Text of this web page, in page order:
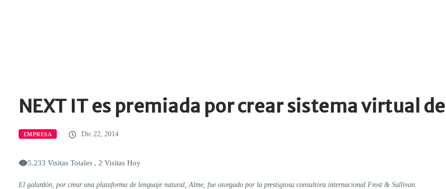
NEXT IT es premiada por crear sistema virtual
EMPRESA Dic 22, 2014
5.233 Visitas Totales , 2 Visitas Hoy
El galardón, por crear una plataforma de lenguaje natural, Alme, fue otorgado por la prestigiosa consultora internacional Frost & Sullivan.